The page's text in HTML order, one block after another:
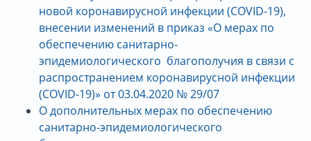
новой коронавирусной инфекции (COVID-19),
внесении изменений в приказ «О мерах по
обеспечению санитарно-
эпидемиологического благополучия в связи с
распространением коронавирусной инфекции
(COVID-19)» от 03.04.2020 № 29/07
О дополнительных мерах по обеспечению
санитарно-эпидемиологического